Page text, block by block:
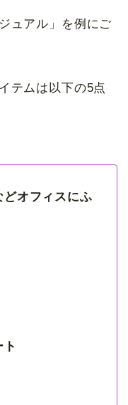
ュアル」を例にご
テムは以下の5点
どオフィスにふ